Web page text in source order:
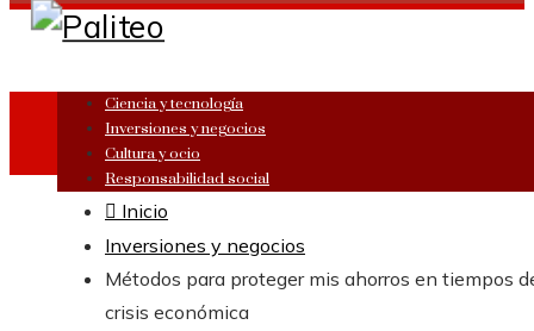
Ciencia y tecnología
Inversiones y negocios
Cultura y ocio
Responsabilidad social
Inicio
Inversiones y negocios
Métodos para proteger mis ahorros en tiempos
crisis económica